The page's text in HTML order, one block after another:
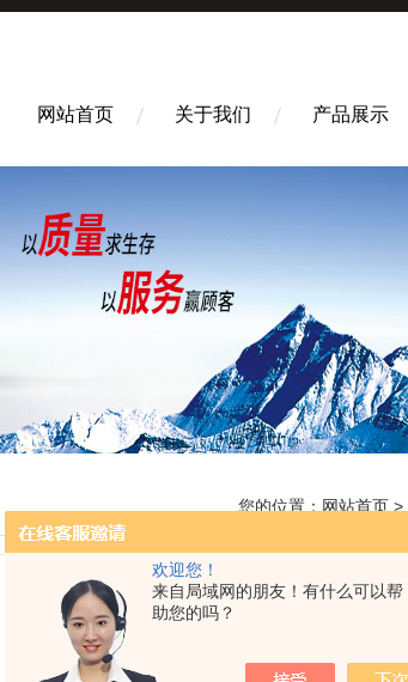
欢迎您！
来自局域网的朋友！有什么可以帮
助您的吗？
网站首页 关于我们 产品展示
您的位置： 网站首页 >